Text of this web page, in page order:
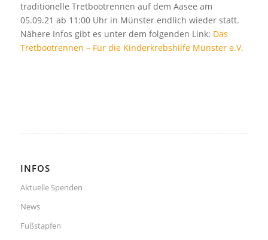
traditionelle Tretbootrennen auf dem Aasee am
05.09.21 ab 11:00 Uhr in Münster endlich wieder statt.
Nähere Infos gibt es unter dem folgenden Link: Das
Tretbootrennen – Für die Kinderkrebshilfe Münster e.V.
INFOS
Aktuelle Spenden
News
Fußstapfen